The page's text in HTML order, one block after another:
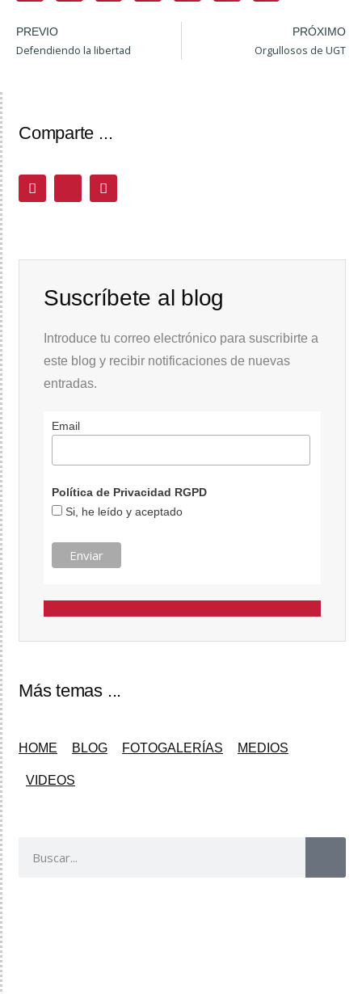
PREVIO
Defendiendo la libertad
PRÓXIMO
Orgullosos de UGT
Comparte ...
Suscríbete al blog
Introduce tu correo electrónico para suscribirte a
este blog y recibir notificaciones de nuevas
entradas.
Email
Política de Privacidad RGPD
Si, he leído y aceptado
Más temas ...
HOME BLOG FOTOGALERÍAS MEDIOS
VIDEOS